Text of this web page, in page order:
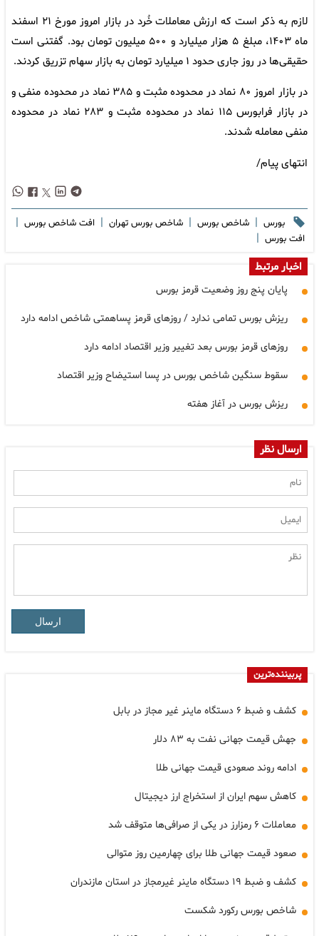
لازم به ذکر است که ارزش معاملات خُرد در بازار امروز مورخ ۲۱ اسفند
ماه ۱۴۰۳، مبلغ ۵ هزار میلیارد و ۵۰۰ میلیون تومان بود. گفتنی است
حقیقی‌ها در روز جاری حدود ۱ میلیارد تومان به بازار سهام تزریق کردند.
در بازار امروز ۸۰ نماد در محدوده مثبت و ۳۸۵ نماد در محدوده منفی و
در بازار فرابورس ۱۱۵ نماد در محدوده مثبت و ۲۸۳ نماد در محدوده
منفی معامله شدند.
انتهای پیام/
بورس | شاخص بورس | شاخص بورس تهران | افت شاخص بورس |
افت بورس |
اخبار مرتبط
پایان پنج روز وضعیت قرمز بورس
ریزش بورس تمامی ندارد / روزهای قرمز پساهمتی شاخص ادامه دارد
روزهای قرمز بورس بعد تغییر وزیر اقتصاد ادامه دارد
سقوط سنگین شاخص بورس در پسا استیضاح وزیر اقتصاد
ریزش بورس در آغاز هفته
ارسال نظر
ارسال
پربیننده‌ترین
کشف و ضبط ۶ دستگاه ماینر غیر مجاز در بابل
جهش قیمت جهانی نفت به ۸۳ دلار
ادامه روند صعودی قیمت جهانی طلا
کاهش سهم ایران از استخراج ارز دیجیتال
معاملات ۶ رمزارز در یکی از صرافی‌ها متوقف شد
صعود قیمت جهانی طلا برای چهارمین روز متوالی
کشف و ضبط ۱۹ دستگاه ماینر غیرمجاز در استان مازندران
شاخص بورس رکورد شکست